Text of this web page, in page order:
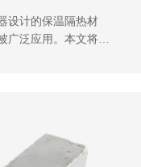
设计的保温隔热材
广泛应用。本文将对